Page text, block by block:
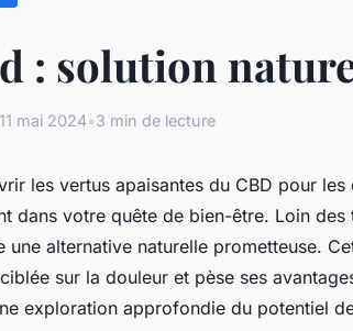
: solution
11 mai 2024•3 min de lecture
les vertus apaisantes du CBD pour
dans votre quête de bien-être. Loin
une alternative naturelle prometteuse.
sur la douleur et pèse ses
exploration approfondie du potentiel